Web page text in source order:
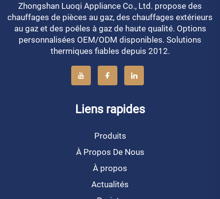
Zhongshan Luoqi Appliance Co., Ltd. propose des
chauffages de pièces au gaz, des chauffages extérieurs
au gaz et des poêles à gaz de haute qualité. Options
personnalisées OEM/ODM disponibles. Solutions
thermiques fiables depuis 2012.
Liens rapides
Produits
À Propos De Nous
À propos
Actualités